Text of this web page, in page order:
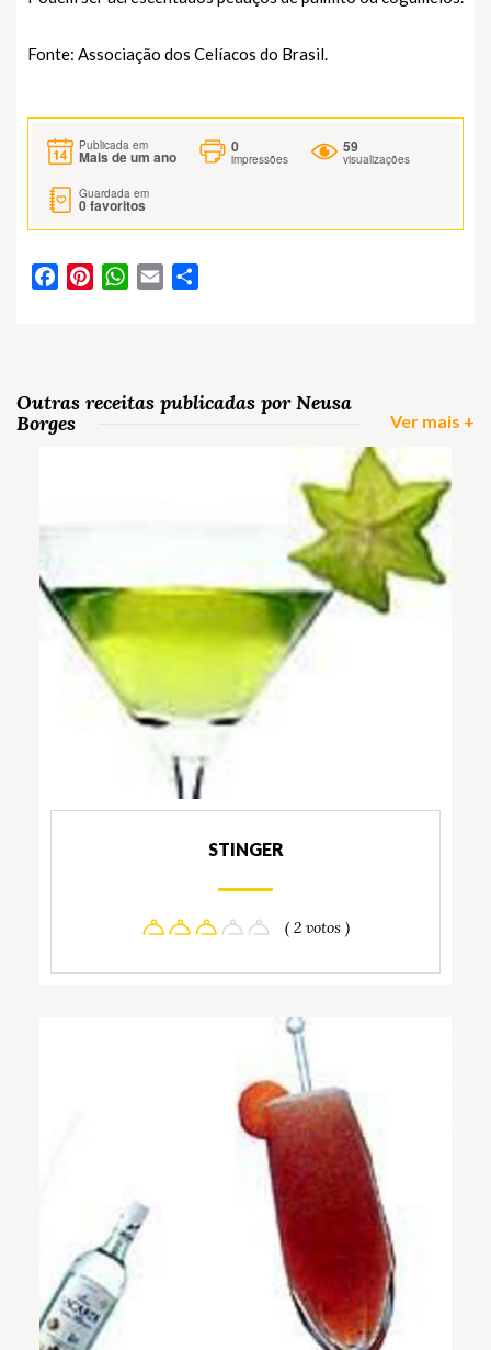
Fonte: Associação dos Celíacos do Brasil.
Publicada em
Mais de um ano
0
impressões
59
visualizações
Guardada em
0favoritos
FacebookPinterestWhatsApp
Email
Outras receitas publicadas por Neusa
Borges
Ver mais +
STINGER
( 2 votos )